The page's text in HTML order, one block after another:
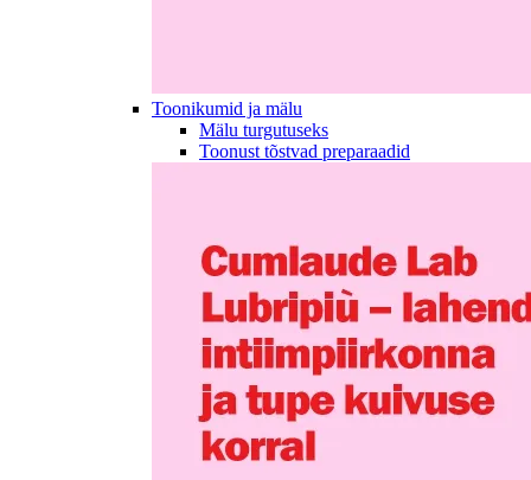
Toonikumid ja mälu
Mälu turgutuseks
Toonust tõstvad preparaadid